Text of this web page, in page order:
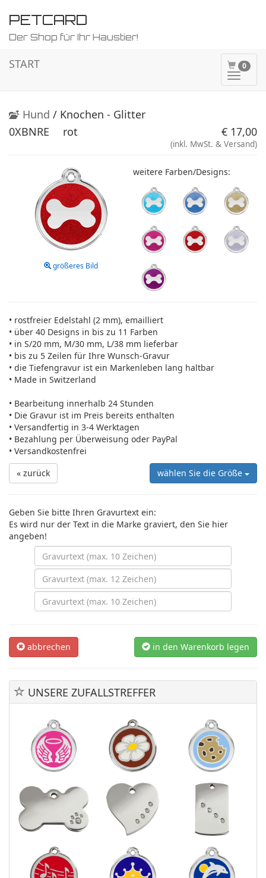
PETCARD
Der Shop für Ihr Haustier!
0
ein-/
START
Hund / Knochen - Glitter
0XBNRE
rot € 17,00
(inkl. MwSt. & Versand)
größeres Bild
weitere Farben/Designs:
• rostfreier Edelstahl (2 mm), emailliert
• über 40 Designs in bis zu 11 Farben
• in S/20 mm, M/30 mm, L/38 mm lieferbar
• bis zu 5 Zeilen für Ihre Wunsch-Gravur
• die Tiefengravur ist ein Markenleben lang haltbar
• Made in Switzerland
• Bearbeitung innerhalb 24 Stunden
• Die Gravur ist im Preis bereits enthalten
• Versandfertig in 3-4 Werktagen
• Bezahlung per Überweisung oder PayPal
• Versandkostenfrei
« zurück
wählen Sie die Größe
Geben Sie bitte Ihren Gravurtext ein:
Es wird nur der Text in die Marke graviert, den Sie hier
angeben!
abbrechen in den Warenkorb legen
UNSERE ZUFALLSTREFFER